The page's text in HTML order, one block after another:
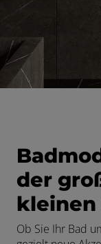
der
kleinen
Ob Sie Ihr Bad
öffnen